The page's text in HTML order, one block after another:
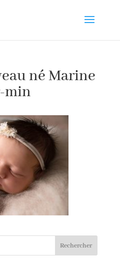
né Marine
min